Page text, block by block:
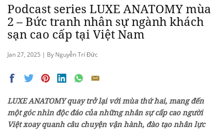
Podcast series LUXE ANATOMY mùa
2 – Bức tranh nhân sự ngành khách
sạn cao cấp tại Việt Nam
Jan 27, 2025 | By Nguyễn Trí Đức
LUXE ANATOMY quay trở lại với mùa thứ hai, mang đến
một góc nhìn độc đáo của những nhân sự cấp cao người
Việt xoay quanh câu chuyện vận hành, đào tạo nhân lực